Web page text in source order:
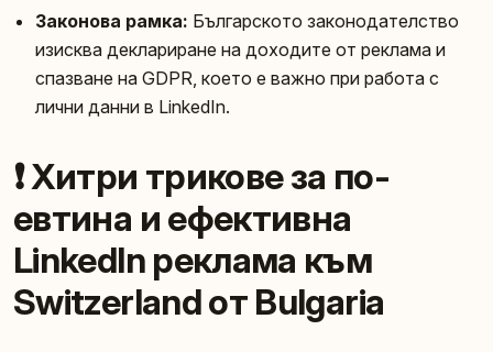
Законова рамка: Българското законодателство
изисква деклариране на доходите от реклама и
спазване на GDPR, което е важно при работа с
лични данни в LinkedIn.
❗ Хитри трикове за по-
евтина и ефективна
LinkedIn реклама към
Switzerland от Bulgaria